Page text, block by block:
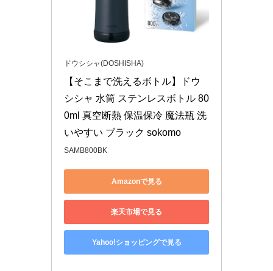
ドウシシャ(DOSHISHA)
【そこまで洗えるボトル】ドウ
シシャ 水筒 ステンレスボトル 80
0ml 真空断熱 保温保冷 魔法瓶 洗
いやすい ブラック sokomo
SAMB800BK
Amazonで見る
楽天市場で見る
Yahoo!ショッピングで見る